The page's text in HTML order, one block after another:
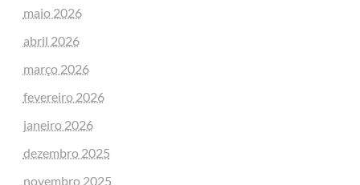
maio 2026
abril 2026
março 2026
fevereiro 2026
janeiro 2026
dezembro 2025
novembro 2025